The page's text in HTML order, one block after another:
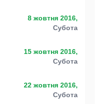
8 жовтня 2016,
Субота
15 жовтня 2016,
Субота
22 жовтня 2016,
Субота